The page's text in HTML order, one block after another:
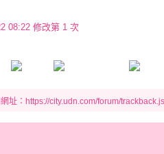
08:22 修改第 1 次
址：https://city.udn.com/forum/